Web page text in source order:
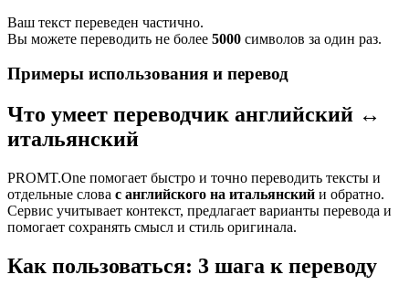
Ваш текст переведен частично.
Вы можете переводить не более 5000 символов за один раз.
Примеры использования и перевод
Что умеет переводчик английский ↔
итальянский
PROMT.One помогает быстро и точно переводить тексты и
отдельные слова с английского на итальянский и обратно.
Сервис учитывает контекст, предлагает варианты перевода и
помогает сохранять смысл и стиль оригинала.
Как пользоваться: 3 шага к переводу